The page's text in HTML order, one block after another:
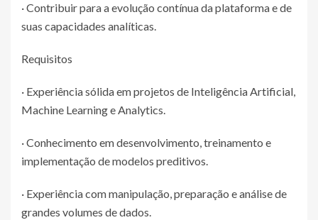
· Contribuir para a evolução contínua da plataforma e de
suas capacidades analíticas.
Requisitos
· Experiência sólida em projetos de Inteligência Artificial,
Machine Learning e Analytics.
· Conhecimento em desenvolvimento, treinamento e
implementação de modelos preditivos.
· Experiência com manipulação, preparação e análise de
grandes volumes de dados.